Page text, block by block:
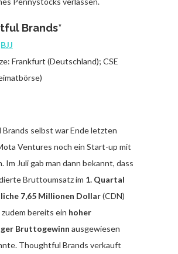
Brands*
Frankfurt (Deutschland); CSE
selbst war Ende letzten
Ventures noch ein Start-up mit
Im Juli gab man dann bekannt, dass
Bruttoumsatz im 1. Quartal
7,65 Millionen Dollar(CDN)
bereits ein hoher
Bruttogewinn ausgewiesen
Thoughtful Brands verkauft